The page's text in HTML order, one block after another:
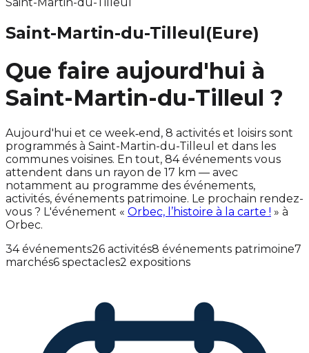
Saint-Martin-du-Tilleul(Eure)
Que faire aujourd'hui à
Saint-Martin-du-Tilleul ?
Aujourd'hui et ce week‑end, 8 activités et loisirs sont
programmés à Saint-Martin-du-Tilleul et dans les
communes voisines. En tout, 84 événements vous
attendent dans un rayon de 17 km — avec
notamment au programme des événements,
activités, événements patrimoine. Le prochain rendez-
vous ? L'événement « Orbec, l’histoire à la carte ! » à
Orbec.
34 événements26 activités8 événements patrimoine7
marchés6 spectacles2 expositions